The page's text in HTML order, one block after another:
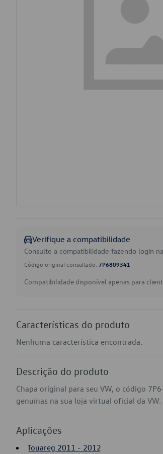
Verifique a compatibilidade
Consulte a compatibilidade fazendo login
Código original consultado: 7P6809341
Compatibilidade disponível apenas para
Características do produto
Nenhuma característica encontrada.
Descrição do produto
Chapa original para seu VW, o código
genuínas na sua loja virtual oficial da VW.
Aplicações
Touareg 2011 - 2012